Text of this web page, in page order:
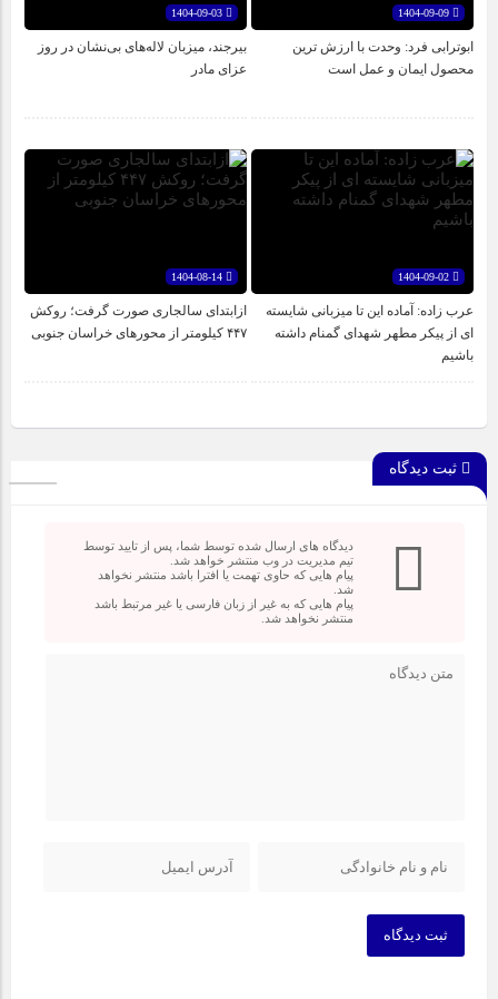
1404-09-09
ابوترابی فرد: وحدت با ارزش ترین
محصول ایمان و عمل است
بیرجند، میزبان لاله‌های بی‌نشان در روز
عزای مادر
1404-09-02
عرب زاده: آماده این تا میزبانی شایسته
ای از پیکر مطهر شهدای گمنام داشته
باشیم
ازابتدای سالجاری صورت گرفت؛ روکش
۴۴۷ کیلومتر از محورهای خراسان جنوبی
ثبت دیدگاه
دیدگاه های ارسال شده توسط شما، پس از تایید توسط
تیم مدیریت در وب منتشر خواهد شد.
پیام هایی که حاوی تهمت یا افترا باشد منتشر نخواهد
شد.
پیام هایی که به غیر از زبان فارسی یا غیر مرتبط باشد
منتشر نخواهد شد.
ثبت دیدگاه